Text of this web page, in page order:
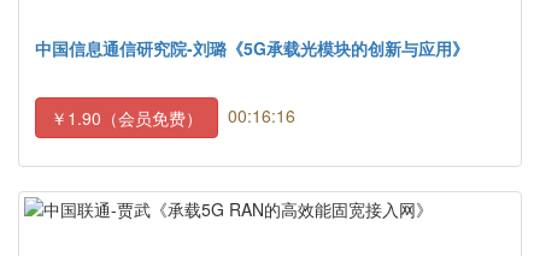
中国信息通信研究院-刘璐《5G承载光模块的创新与应用》
￥1.90（会员免费） 00:16:16